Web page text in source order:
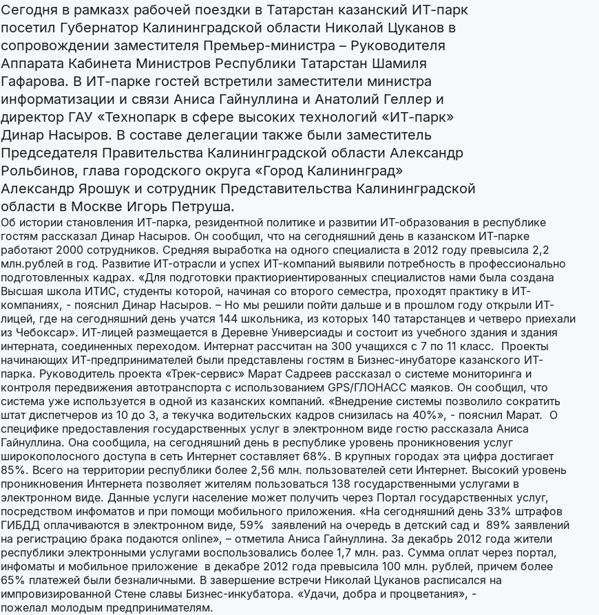
Сегодня в рамказх рабочей поездки в Татарстан казанский ИТ-парк
посетил Губернатор Калининградской области Николай Цуканов в
сопровождении заместителя Премьер-министра – Руководителя
Аппарата Кабинета Министров Республики Татарстан Шамиля
Гафарова. В ИТ-парке гостей встретили заместители министра
информатизации и связи Аниса Гайнуллина и Анатолий Геллер и
директор ГАУ «Технопарк в сфере высоких технологий «ИТ-парк»
Динар Насыров. В составе делегации также были заместитель
Председателя Правительства Калининградской области Александр
Рольбинов, глава городского округа «Город Калининград»
Александр Ярошук и сотрудник Представительства Калининградской
области в Москве Игорь Петруша.
Об истории становления ИТ-парка, резидентной политике и развитии ИТ-образования в республике
гостям рассказал Динар Насыров. Он сообщил, что на сегодняшний день в казанском ИТ-парке
работают 2000 сотрудников. Средняя выработка на одного специалиста в 2012 году превысила 2,2
млн.рублей в год. Развитие ИТ-отрасли и успех ИТ-компаний выявили потребность в профессионально
подготовленных кадрах. «Для подготовки практиориентированных специалистов нами была создана
Высшая школа ИТИС, студенты которой, начиная со второго семестра, проходят практику в ИТ-
компаниях, - пояснил Динар Насыров. – Но мы решили пойти дальше и в прошлом году открыли ИТ-
лицей, где на сегодняшний день учатся 144 школьника, из которых 140 татарстанцев и четверо приехали
из Чебоксар». ИТ-лицей размещается в Деревне Универсиады и состоит из учебного здания и здания
интерната, соединенных переходом. Интернат рассчитан на 300 учащихся с 7 по 11 класс. Проекты
начинающих ИТ-предпринимателей были представлены гостям в Бизнес-инубаторе казанского ИТ-
парка. Руководитель проекта «Трек-сервис» Марат Садреев рассказал о системе мониторинга и
контроля передвижения автотранспорта с использованием GPS/ГЛОНАСС маяков. Он сообщил, что
система уже используется в одной из казанских компаний. «Внедрение системы позволило сократить
штат диспетчеров из 10 до 3, а текучка водительских кадров снизилась на 40%», - пояснил Марат. О
специфике предоставления государственных услуг в электронном виде гостю рассказала Аниса
Гайнуллина. Она сообщила, на сегодняшний день в республике уровень проникновения услуг
широкополосного доступа в сеть Интернет составляет 68%. В крупных городах эта цифра достигает
85%. Всего на территории республики более 2,56 млн. пользователей сети Интернет. Высокий уровень
проникновения Интернета позволяет жителям пользоваться 138 государственными услугами в
электронном виде. Данные услуги население может получить через Портал государственных услуг,
посредством инфоматов и при помощи мобильного приложения. «На сегодняшний день 33% штрафов
ГИБДД оплачиваются в электронном виде, 59% заявлений на очередь в детский сад и 89% заявлений
на регистрацию брака подаются online», – отметила Аниса Гайнуллина. За декабрь 2012 года жители
республики электронными услугами воспользовались более 1,7 млн. раз. Сумма оплат через портал,
инфоматы и мобильное приложение в декабре 2012 года превысила 100 млн. рублей, причем более
65% платежей были безналичными. В завершение встречи Николай Цуканов расписался на
импровизированной Стене славы Бизнес-инкубатора. «Удачи, добра и процветания», -
пожелал молодым предпринимателям.